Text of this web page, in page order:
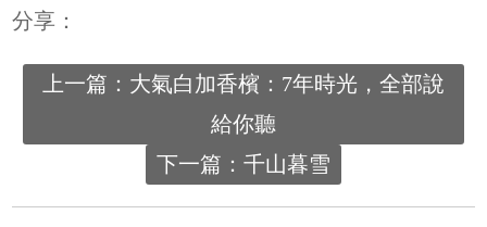
分享：
上一篇：大氣白加香檳：7年時光，全部說
給你聽
下一篇：千山暮雪